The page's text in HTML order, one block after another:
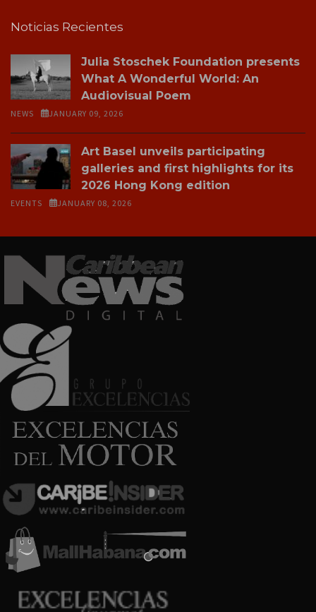
Noticias Recientes
Julia Stoschek Foundation presents
What A Wonderful World: An
Audiovisual Poem
NEWS JANUARY 09, 2026
Art Basel unveils participating
galleries and first highlights for its
2026 Hong Kong edition
EVENTS JANUARY 08, 2026